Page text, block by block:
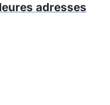
adresses